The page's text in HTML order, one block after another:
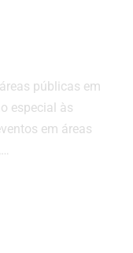
públicas em
especial às
em áreas